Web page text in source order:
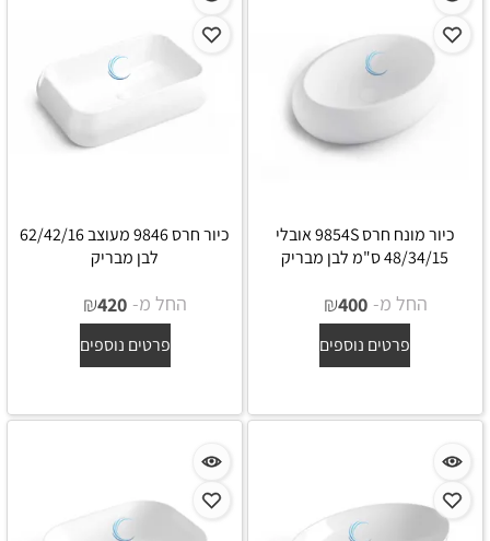
כיור מונח חרס 9854S אובלי
48/34/15 ס"מ לבן מבריק
החל מ- ₪400
פרטים נוספים
כיור חרס 9846 מעוצב 62/42/16
לבן מבריק
החל מ- ₪420
פרטים נוספים